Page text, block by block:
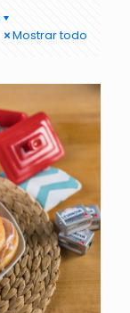
Mostrar todo